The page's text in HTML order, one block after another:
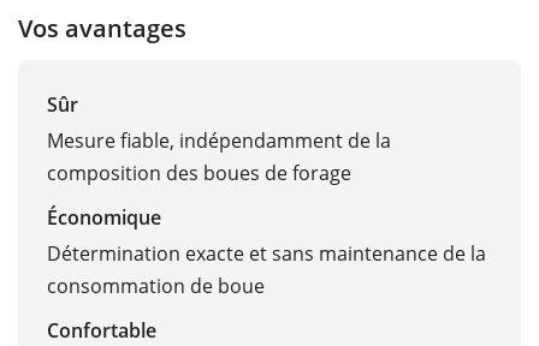
Vos avantages
Sûr
Mesure fiable, indépendamment de la
composition des boues de forage
Économique
Détermination exacte et sans maintenance de la
consommation de boue
Confortable